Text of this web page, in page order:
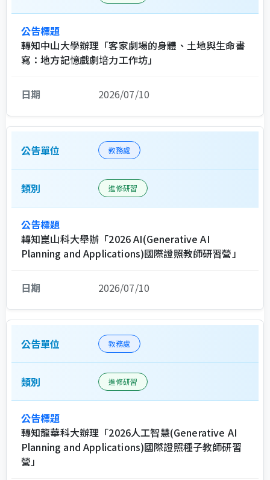
轉知中山大學辦理「客家劇場的身體、土地與生命書
寫：地方記憶戲劇培力工作坊」
2026/07/10
教務處
進修研習
轉知崑山科大舉辦「2026 AI(Generative AI
Planning and Applications)國際證照教師研習營」
2026/07/10
教務處
進修研習
轉知龍華科大辦理「2026人工智慧(Generative AI
Planning and Applications)國際證照種子教師研習
營」